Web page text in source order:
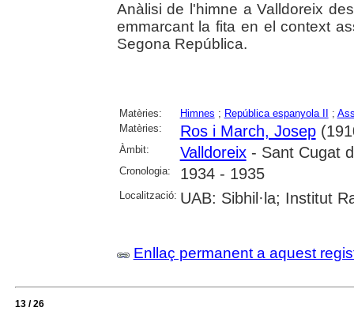
Anàlisi de l'himne a Valldoreix
emmarcant la fita en el context
Segona República.
Matèries: Himnes ; República espanyola II ;
Matèries:
Ros i March, Josep
Àmbit: Valldoreix- Sant Cugat
Cronologia: 1934 - 1935
Localització: UAB: Sibhil·la; Institut
Enllaç permanent a aquest
13 / 26